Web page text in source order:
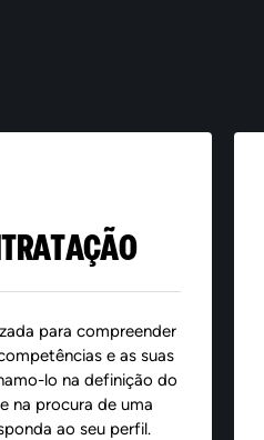
para compreender
e as suas
lo na definição do
na procura de uma
ao seu perfil.